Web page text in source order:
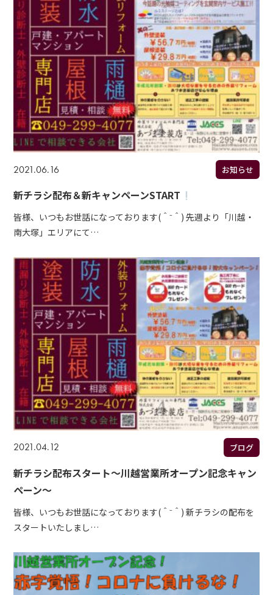
2021.06.16 お知らせ
新チラシ配布＆新キャンペーンSTART
皆様、いつもお世話になっております(＾⁻＾) 先週より「川越・
南大塚」エリアにて…
2021.04.12 ブログ
新チラシ配布スタート～川越営業所オープン記念キャン
ペーン～
皆様、いつもお世話になっております(＾⁻＾) 新チラシの配布を
スタートいたしまし…